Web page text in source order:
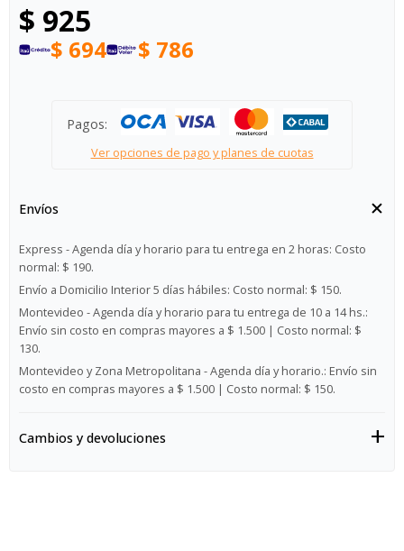
$ 925
$ 694 $ 786
Pagos:
Ver opciones de pago y planes de cuotas
Envíos
Express - Agenda día y horario para tu entrega en 2 horas: Costo
normal: $ 190.
Envío a Domicilio Interior 5 días hábiles: Costo normal: $ 150.
Montevideo - Agenda día y horario para tu entrega de 10 a 14 hs.:
Envío sin costo en compras mayores a $ 1.500 | Costo normal: $
130.
Montevideo y Zona Metropolitana - Agenda día y horario.: Envío sin
costo en compras mayores a $ 1.500 | Costo normal: $ 150.
Cambios y devoluciones